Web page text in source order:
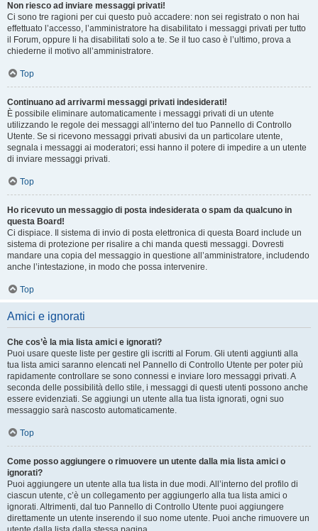
Non riesco ad inviare messaggi privati!
Ci sono tre ragioni per cui questo può accadere: non sei registrato o non hai
effettuato l’accesso, l’amministratore ha disabilitato i messaggi privati per tutto
il Forum, oppure li ha disabilitati solo a te. Se il tuo caso è l’ultimo, prova a
chiederne il motivo all’amministratore.
Top
Continuano ad arrivarmi messaggi privati indesiderati!
È possibile eliminare automaticamente i messaggi privati ​​di un utente
utilizzando le regole dei messaggi all’interno del tuo Pannello di Controllo
Utente. Se si ricevono messaggi privati ​​abusivi da un particolare utente,
segnala i messaggi ai moderatori; essi hanno il potere di impedire a un utente
di inviare messaggi privati​​.
Top
Ho ricevuto un messaggio di posta indesiderata o spam da qualcuno in
questa Board!
Ci dispiace. Il sistema di invio di posta elettronica di questa Board include un
sistema di protezione per risalire a chi manda questi messaggi. Dovresti
mandare una copia del messaggio in questione all’amministratore, includendo
anche l’intestazione, in modo che possa intervenire.
Top
Amici e ignorati
Che cos’è la mia lista amici e ignorati?
Puoi usare queste liste per gestire gli iscritti al Forum. Gli utenti aggiunti alla
tua lista amici saranno elencati nel Pannello di Controllo Utente per poter più
rapidamente controllare se sono connessi e inviare loro messaggi privati. A
seconda delle possibilità dello stile, i messaggi di questi utenti possono anche
essere evidenziati. Se aggiungi un utente alla tua lista ignorati, ogni suo
messaggio sarà nascosto automaticamente.
Top
Come posso aggiungere o rimuovere un utente dalla mia lista amici o
ignorati?
Puoi aggiungere un utente alla tua lista in due modi. All’interno del profilo di
ciascun utente, c’è un collegamento per aggiungerlo alla tua lista amici o
ignorati. Altrimenti, dal tuo Pannello di Controllo Utente puoi aggiungere
direttamente un utente inserendo il suo nome utente. Puoi anche rimuovere un